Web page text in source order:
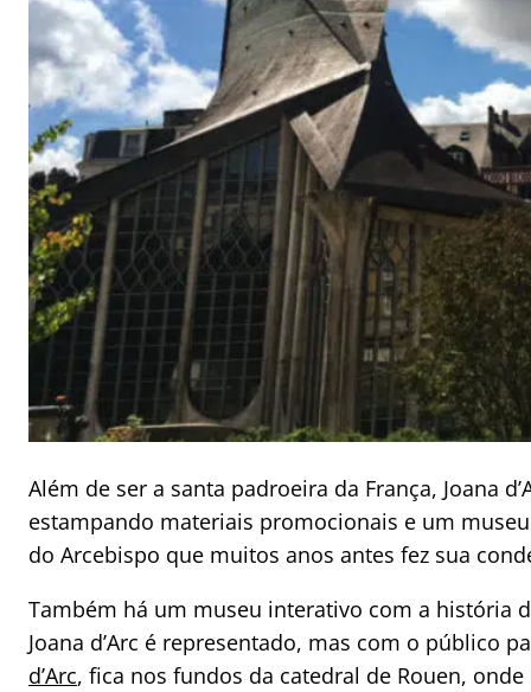
Além de ser a santa padroeira da França, Joana
estampando materiais promocionais e um
do Arcebispo que muitos anos antes fez sua
Também há um museu interativo com a história
Joana d’Arc é representado, mas com o público
d’Arc, fica nos fundos da catedral de Rouen,